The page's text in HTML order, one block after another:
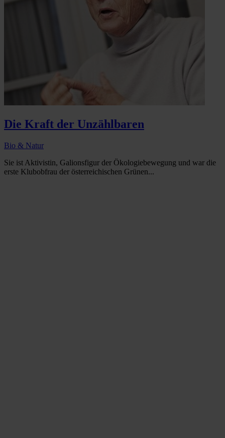
Die Kraft der Unzählbaren
Bio & Natur
Sie ist Aktivistin, Galionsfigur der Ökologiebewegung und war die
erste Klubobfrau der österreichischen Grünen...